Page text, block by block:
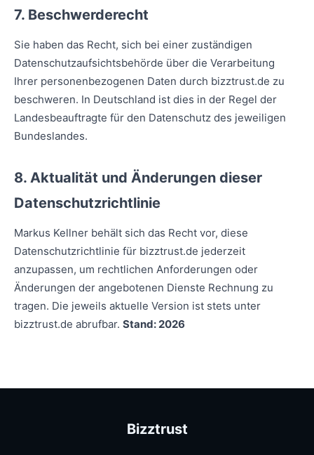
7. Beschwerderecht
Sie haben das Recht, sich bei einer zuständigen
Datenschutzaufsichtsbehörde über die Verarbeitung
Ihrer personenbezogenen Daten durch bizztrust.de zu
beschweren. In Deutschland ist dies in der Regel der
Landesbeauftragte für den Datenschutz des jeweiligen
Bundeslandes.
8. Aktualität und Änderungen dieser
Datenschutzrichtlinie
Markus Kellner behält sich das Recht vor, diese
Datenschutzrichtlinie für bizztrust.de jederzeit
anzupassen, um rechtlichen Anforderungen oder
Änderungen der angebotenen Dienste Rechnung zu
tragen. Die jeweils aktuelle Version ist stets unter
bizztrust.de abrufbar. Stand: 2026
Bizztrust